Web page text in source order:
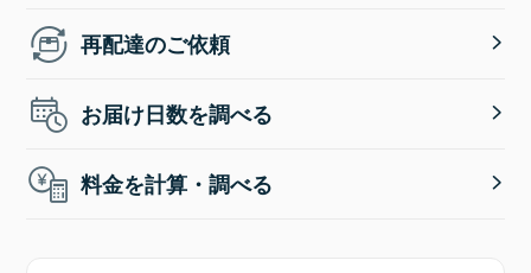
再配達のご依頼
お届け日数を調べる
料金を計算・調べる